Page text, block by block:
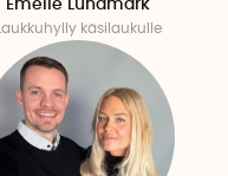
Emelie Lundmark
Laukkuhylly käsilaukulle